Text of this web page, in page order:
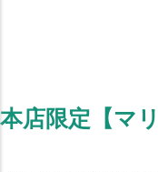
本店限定【マ